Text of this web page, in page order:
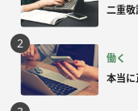
二重
働く
本当